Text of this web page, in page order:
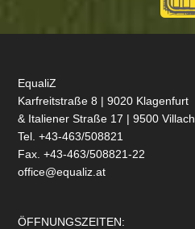
EqualiZ
Karfreitstraße 8 | 9020 Klagenfurt
& Italiener Straße 17 | 9500 Villach
Tel. +43-463/508821
Fax. +43-463/508821-22
office@equaliz.at
ÖFFNUNGSZEITEN: